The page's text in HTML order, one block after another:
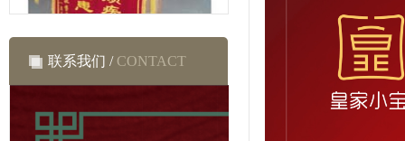
联系我们 / CONTACT